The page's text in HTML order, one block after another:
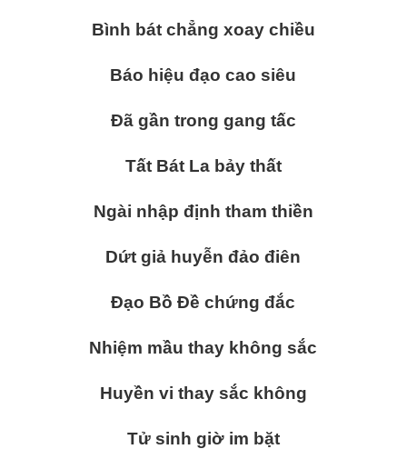
Bình bát chẳng xoay chiều
Báo hiệu đạo cao siêu
Đã gần trong gang tấc
Tất Bát La bảy thất
Ngài nhập định tham thiền
Dứt giả huyễn đảo điên
Đạo Bồ Đề chứng đắc
Nhiệm mầu thay không sắc
Huyền vi thay sắc không
Tử sinh giờ im bặt